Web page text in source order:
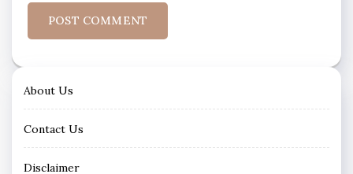
About Us
Contact Us
Disclaimer